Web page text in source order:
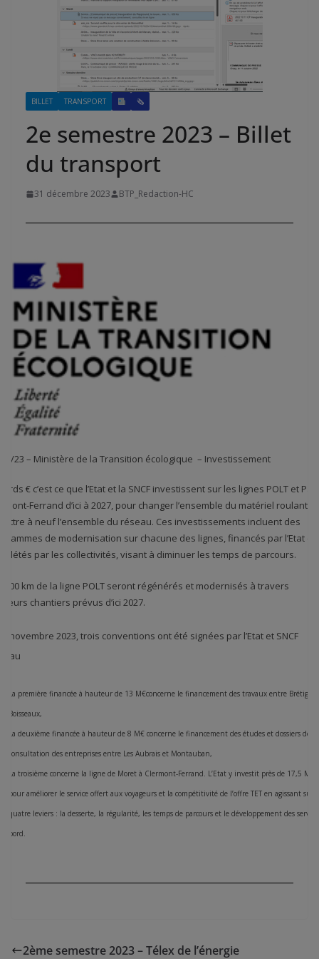
BILLET TRANSPORT 🗞
2e semestre 2023 – Billet
du transport
31 décembre 2023 BTP_Redaction-HC
23 – Ministère de la Transition écologique – Investissement
Mrds € c’est ce que l’Etat et la SNCF investissent sur les lignes POLT et
Ferrand d’ici à 2027, pour changer l’ensemble du matériel roulant et
à neuf l’ensemble du réseau. Ces investissements incluent des
de modernisation sur chacune des lignes, financés par l’Etat et
par les collectivités, visant à diminuer les temps de parcours.
700 km de la ligne POLT seront régénérés et modernisés à travers
chantiers prévus d’ici 2027.
2023, trois conventions ont été signées par l’Etat et SNCF
La première financée à hauteur de 13 M€concerne le financement des travaux entre Brétigny
Boisseaux,
La deuxième financée à hauteur de 8 M€ concerne le financement des études et dossiers de
consultation des entreprises entre Les Aubrais et Montauban,
La troisième concerne la ligne de Moret à Clermont-Ferrand. L’Etat y investit près de 17,5 M€
pour améliorer le service offert aux voyageurs et la compétitivité de l’offre TET en agissant sur
quatre leviers : la desserte, la régularité, les temps de parcours et le développement des
bord.
2ème semestre 2023 – Télex de l’énergie